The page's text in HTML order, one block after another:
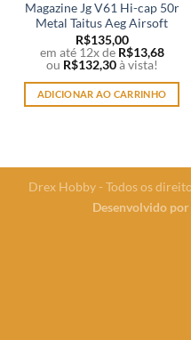
Magazine Jg V61 Hi-cap 50r
Metal Taitus Aeg Airsoft
R$135,00
em até 12x de R$13,68
ou R$132,30 à vista!
ADICIONAR AO CARRINHO
Drex Hobby - Todos os
Desenvolvido por